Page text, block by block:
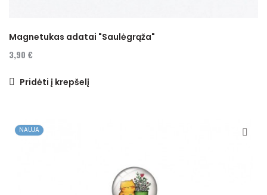
Magnetukas adatai "Saulėgrąža"
3,90 €
Pridėti į krepšelį
NAUJA